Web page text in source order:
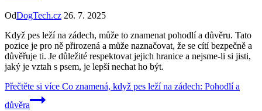
OdDogTech.cz 26. 7. 2025
Když pes leží na zádech, může to znamenat pohodlí a důvěru. Tato
pozice je pro ně přirozená a může naznačovat, že se cítí bezpečně a
důvěřuje ti. Je důležité respektovat jejich hranice a nejsme-li si jisti,
jaký je vztah s psem, je lepší nechat ho být.
Přečtěte si více Co znamená, když pes leží na zádech: Pohodlí a
důvěra